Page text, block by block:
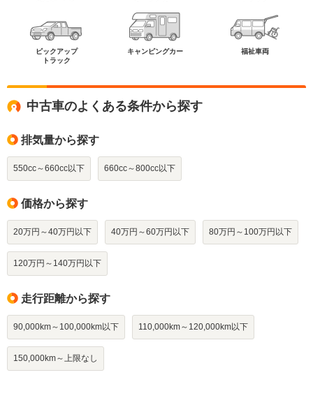
ピックアップ
トラック
キャンピングカー 福祉車両
中古車のよくある条件から探す
排気量から探す
550cc～660cc以下 660cc～800cc以下
価格から探す
20万円～40万円以下 40万円～60万円以下 80万円～100万円以下
120万円～140万円以下
走行距離から探す
90,000km～100,000km以下 110,000km～120,000km以下
150,000km～上限なし